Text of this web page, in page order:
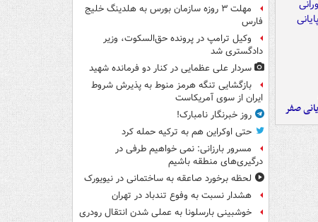
صفر
مهلت ۳ روزه سازمان بورس به هلدینگ خلیج
فارس
وکیل ترامپ در پرونده حق‌السکوت، وزیر
دادگستری شد
سردار علی عظمایی در کنار دو فرمانده شهید
بازگشایی تنگه هرمز منوط به پذیرش شروط
ایران از سوی آمریکاست
روز خبرنگار نامبارک!
حتی اوکراین هم به ترکیه حمله کرد
مسرور بارزانی: نمی خواهیم طرفی در
درگیری‌های منطقه باشیم
لحظه برخورد صاعقه به ساختمانی در نیویورک
هشدار نسبت به وفوع تندباد در تهران
خوشبینی بارسلونا به عملی شدن انتقال رودری